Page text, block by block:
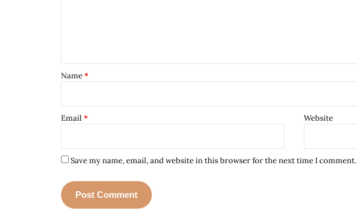
Name*
Email * Website
Save my name, email, and website in this browser for the next time I comment.